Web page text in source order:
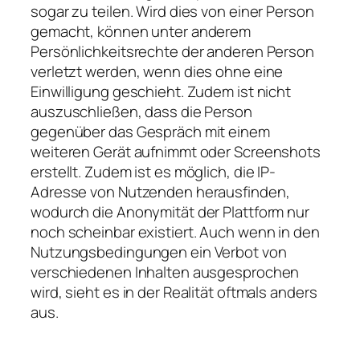
sogar zu teilen. Wird dies von einer Person
gemacht, können unter anderem
Persönlichkeitsrechte der anderen Person
verletzt werden, wenn dies ohne eine
Einwilligung geschieht. Zudem ist nicht
auszuschließen, dass die Person
gegenüber das Gespräch mit einem
weiteren Gerät aufnimmt oder Screenshots
erstellt. Zudem ist es möglich, die IP-
Adresse von Nutzenden herausfinden,
wodurch die Anonymität der Plattform nur
noch scheinbar existiert. Auch wenn in den
Nutzungsbedingungen ein Verbot von
verschiedenen Inhalten ausgesprochen
wird, sieht es in der Realität oftmals anders
aus.